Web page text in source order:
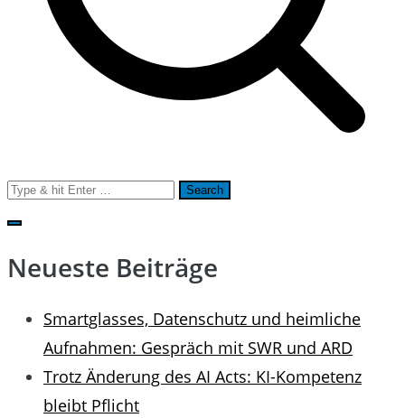
Search
for:
Neueste Beiträge
Smartglasses, Datenschutz und heimliche
Aufnahmen: Gespräch mit SWR und ARD
Trotz Änderung des AI Acts: KI-Kompetenz
bleibt Pflicht